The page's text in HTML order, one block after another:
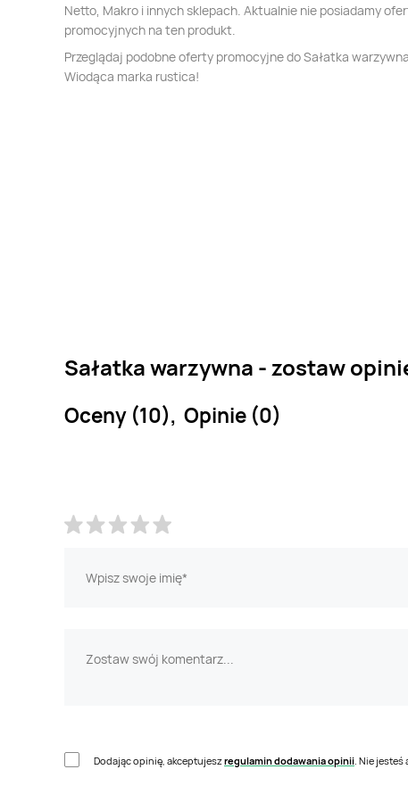
Netto, Makro i innych sklepach. Aktualnie nie posiadamy
promocyjnych na ten produkt.
Przeglądaj podobne oferty promocyjne do Sałatka warzywna
Wiodąca marka rustica!
Sałatka warzywna - zostaw
Oceny (10), Opinie (0)
Dodając opinię, akceptujeszregulamin dodawania opinii . Nie